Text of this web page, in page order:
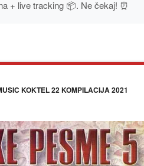
+ live tracking 📦. Ne čekaj! ⏰
KOKTEL 22 KOMPILACIJA 2021